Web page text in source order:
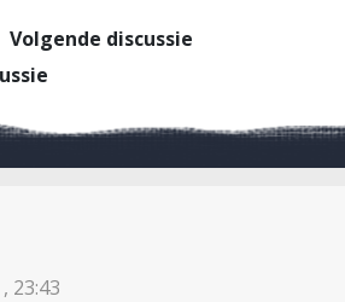
Volgende discussie
23:43